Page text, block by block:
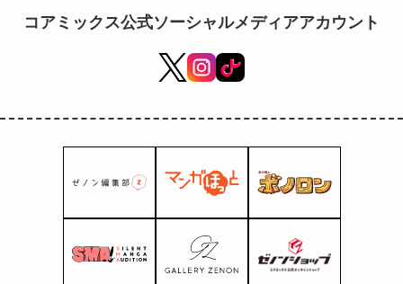
Инуками, Инуичи Судзумура и
озвучки»? решено!
コアミックス公式ソーシャルメディアアカウント